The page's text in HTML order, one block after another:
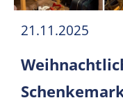
21.11.2025